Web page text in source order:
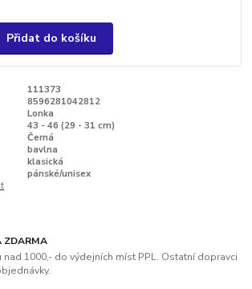
Přidat do košíku
111373
8596281042812
Lonka
43 - 46 (29 - 31 cm)
Černá
bavlna
klasická
pánské/unisex
ZDARMA
nad 1000,- do výdejních míst PPL. Ostatní dopravci